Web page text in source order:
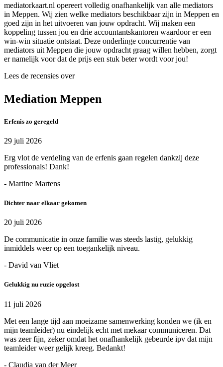
mediatorkaart.nl opereert volledig onafhankelijk van alle mediators
in Meppen. Wij zien welke mediators beschikbaar zijn in Meppen en
goed zijn in het uitvoeren van jouw opdracht. Wij maken een
koppeling tussen jou en drie accountantskantoren waardoor er een
win-win situatie ontstaat. Deze onderlinge concurrentie van
mediators uit Meppen die jouw opdracht graag willen hebben, zorgt
er namelijk voor dat de prijs een stuk beter wordt voor jou!
Lees de recensies over
Mediation Meppen
Erfenis zo geregeld
29 juli 2026
Erg vlot de verdeling van de erfenis gaan regelen dankzij deze
professionals! Dank!
- Martine Martens
Dichter naar elkaar gekomen
20 juli 2026
De communicatie in onze familie was steeds lastig, gelukkig
inmiddels weer op een toegankelijk niveau.
- David van Vliet
Gelukkig nu ruzie opgelost
11 juli 2026
Met een lange tijd aan moeizame samenwerking konden we (ik en
mijn teamleider) nu eindelijk echt met mekaar communiceren. Dat
was zeer fijn, zeker omdat het onafhankelijk gebeurde ipv dat mijn
teamleider weer gelijk kreeg. Bedankt!
- Claudia van der Meer